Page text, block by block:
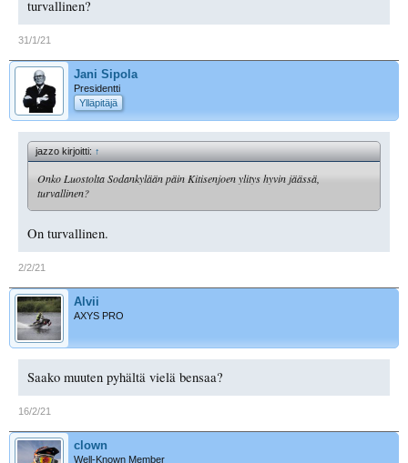
turvallinen?
31/1/21
Jani Sipola
Presidentti
Ylläpitäjä
jazzo kirjoitti:↑
Onko Luostolta Sodankylään päin Kitisenjoen ylitys hyvin jäässä,
turvallinen?
On turvallinen.
2/2/21
Alvii
AXYS PRO
Saako muuten pyhältä vielä bensaa?
16/2/21
clown
Well-Known Member